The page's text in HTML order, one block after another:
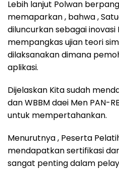
Lebih lanjut Polwan
memaparkan , bahwa ,
diluncurkan sebagai inovasi
mempangkas ujian teori
dilaksanakan dimana
aplikasi.
Dijelaskan Kita sudah
dan WBBM daei Men PAN-
untuk mempertahankan.
Menurutnya , Peserta
mendapatkan sertifikasi
sangat penting dalam